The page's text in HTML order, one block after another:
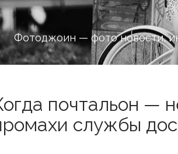
Фотоджоин — фото новости,
почтальон —
службы